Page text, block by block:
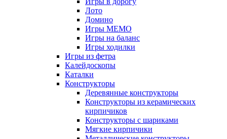
Лото
Домино
Игры МЕМО
Игры на баланс
Игры ходилки
Игры из фетра
Калейдоскопы
Каталки
Конструкторы
Деревянные конструкторы
Конструкторы из керамических
кирпичиков
Конструкторы с шариками
Мягкие кирпичики